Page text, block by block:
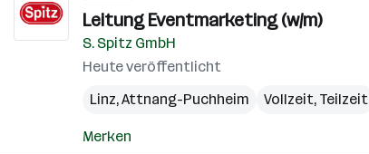
Leitung Eventmarketing (w/m)
S. Spitz GmbH
Heute veröffentlicht
Linz,Attnang-Puchheim Vollzeit, Teilzeit
Merken